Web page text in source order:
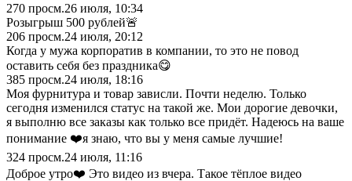
270 просм.26 июля, 10:34
Розыгрыш 500 рублей🚨
206 просм.24 июля, 20:12
Когда у мужа корпоратив в компании, то это не повод
оставить себя без праздника😋
385 просм.24 июля, 18:16
Моя фурнитура и товар зависли. Почти неделю. Только
сегодня изменился статус на такой же. Мои дорогие девочки,
я выполню все заказы как только все придёт. Надеюсь на ваше
понимание ❤️я знаю, что вы у меня самые лучшие!
324 просм.24 июля, 11:16
Доброе утро❤️ Это видео из вчера. Такое тёплое видео